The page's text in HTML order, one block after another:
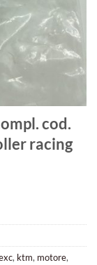
cod.
racing
, ktm, motore,